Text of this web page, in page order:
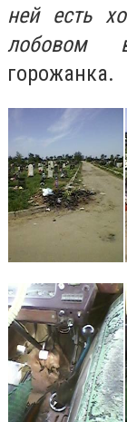
ней есть
лобовом
горожанка.